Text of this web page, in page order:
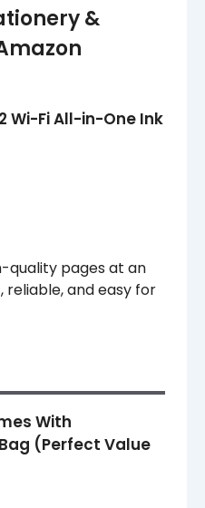
&
Wi-Fi All-in-One Ink
quality pages at an
and easy for
With
(Perfect Value